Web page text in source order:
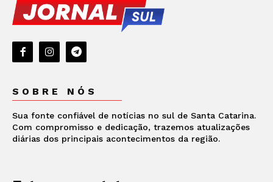
SOBRE NÓS
Sua fonte confiável de notícias no sul de Santa Catarina.
Com compromisso e dedicação, trazemos atualizações
diárias dos principais acontecimentos da região.